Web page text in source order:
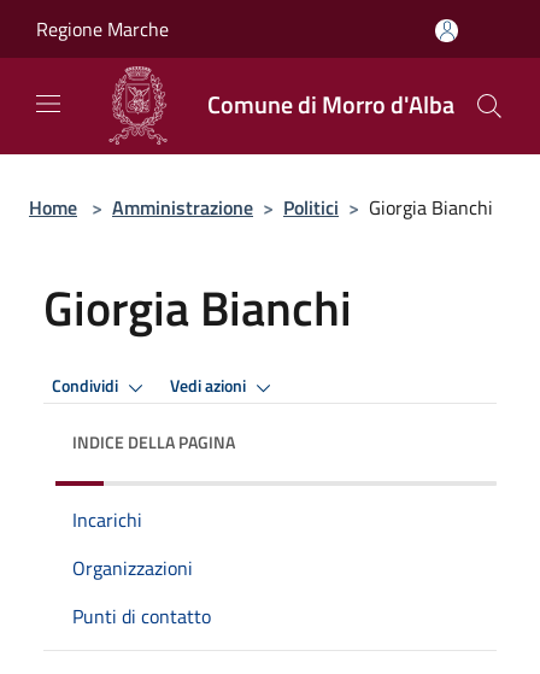
Regione Marche
Comune di Morro d'Alba
Home > Amministrazione > Politici > Giorgia Bianchi
Giorgia Bianchi
Condividi Vedi azioni
INDICE DELLA PAGINA
Incarichi
Organizzazioni
Punti di contatto